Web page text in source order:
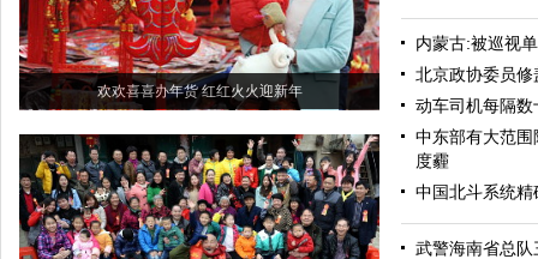
欢欢喜喜办年货 红红火火迎新年
内蒙古:被巡视
北京政协委员
动车司机每隔
中东部有大范
度霾
中国北斗系统
武警海南省总